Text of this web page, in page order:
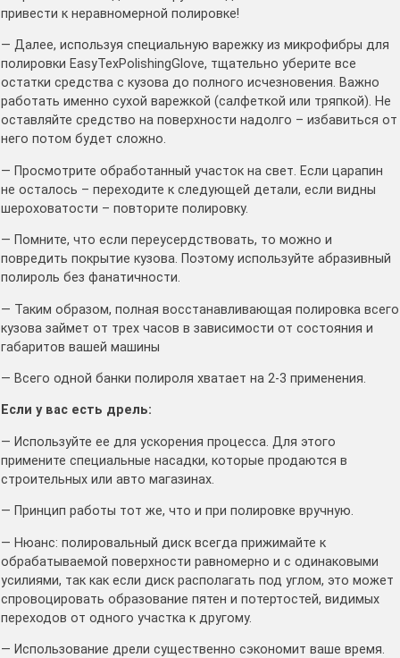
привести к неравномерной полировке!
— Далее, используя специальную варежку из микрофибры для
полировки EasyTexPolishingGlove, тщательно уберите все
остатки средства с кузова до полного исчезновения. Важно
работать именно сухой варежкой (салфеткой или тряпкой). Не
оставляйте средство на поверхности надолго – избавиться от
него потом будет сложно.
— Просмотрите обработанный участок на свет. Если царапин
не осталось – переходите к следующей детали, если видны
шероховатости – повторите полировку.
— Помните, что если переусердствовать, то можно и
повредить покрытие кузова. Поэтому используйте абразивный
полироль без фанатичности.
— Таким образом, полная восстанавливающая полировка всего
кузова займет от трех часов в зависимости от состояния и
габаритов вашей машины
— Всего одной банки полироля хватает на 2-3 применения.
Если у вас есть дрель:
— Используйте ее для ускорения процесса. Для этого
примените специальные насадки, которые продаются в
строительных или авто магазинах.
— Принцип работы тот же, что и при полировке вручную.
— Нюанс: полировальный диск всегда прижимайте к
обрабатываемой поверхности равномерно и с одинаковыми
усилиями, так как если диск располагать под углом, это может
спровоцировать образование пятен и потертостей, видимых
переходов от одного участка к другому.
— Использование дрели существенно сэкономит ваше время.